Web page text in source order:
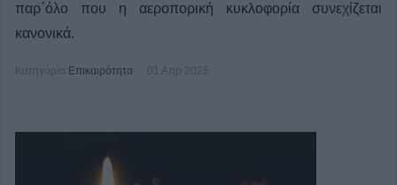
παρ΄όλο που η αεροπορική κυκλοφορία συνεχίζεται
κανονικά.
Κατηγορία Επικαιρότητα 01 Απρ 2025